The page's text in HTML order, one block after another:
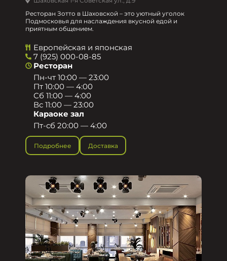
Ресторан Зотто в Шаховской – это уютный уголок
Подмосковья для наслаждения вкусной едой и
приятным общением.​
Европейская и японская
7 (925) 000-08-85
Ресторан
Пн-чт 10:00 — 23:00
Пт 10:00 — 4:00
Сб 11:00 — 4:00
Вс 11:00 — 23:00
Караоке зал
Пт-сб 20:00 — 4:00
Подробнее Доставка